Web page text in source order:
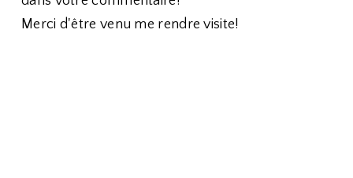
Merci d'être venu me rendre visite!